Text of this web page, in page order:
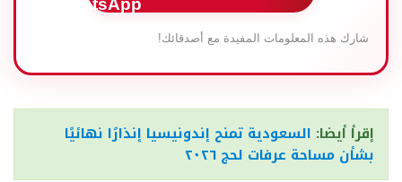
شارك هذه المعلومات المفيدة مع أصدقائك!
إقرأ أيضا: السعودية تمنح إندونيسيا إنذارًا نهائيًا
بشأن مساحة عرفات لحج ٢٠٢٦